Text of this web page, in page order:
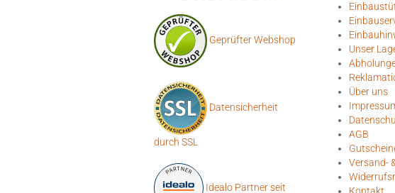
Geprüfter Webshop
Datensicherheit
durch SSL
Idealo Partner seit
Unser
Über uns
AGB
Versand-